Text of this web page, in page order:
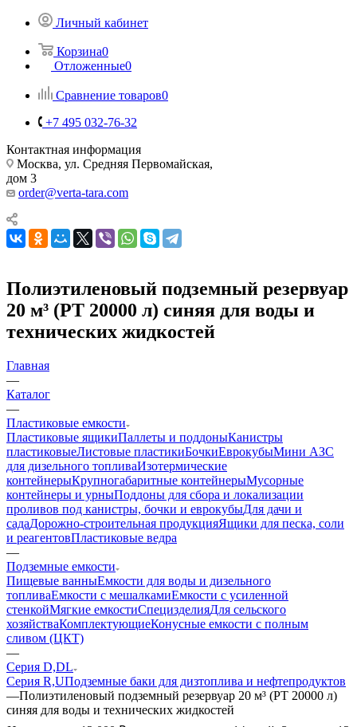
Личный кабинет
Корзина0
Отложенные0
Сравнение товаров0
+7 495 032-76-32
Контактная информация
Москва, ул. Средняя Первомайская,
дом 3
order@verta-tara.com
Полиэтиленовый подземный резервуар
20 м³ (PT 20000 л) синяя для воды и
технических жидкостей
Главная
—
Каталог
—
Пластиковые емкости
Пластиковые ящикиПаллеты и поддоныКанистры
пластиковыеЛистовые пластикиБочкиЕврокубыМини АЗС
для дизельного топливаИзотермические
контейнерыКрупногабаритные контейнерыМусорные
контейнеры и урныПоддоны для сбора и локализации
проливов под канистры, бочки и еврокубыДля дачи и
садаДорожно-строительная продукцияЯщики для песка, соли
и реагентовПластиковые ведра
—
Подземные емкости
Пищевые ванныЕмкости для воды и дизельного
топливаЕмкости с мешалкамиЕмкости с усиленной
стенкойМягкие емкостиСпецизделияДля сельского
хозяйстваКомплектующиеКонусные емкости с полным
сливом (ЦКТ)
—
Серия D,DL
Серия R,UПодземные баки для дизтоплива и нефтепродуктов
—Полиэтиленовый подземный резервуар 20 м³ (PT 20000 л)
синяя для воды и технических жидкостей